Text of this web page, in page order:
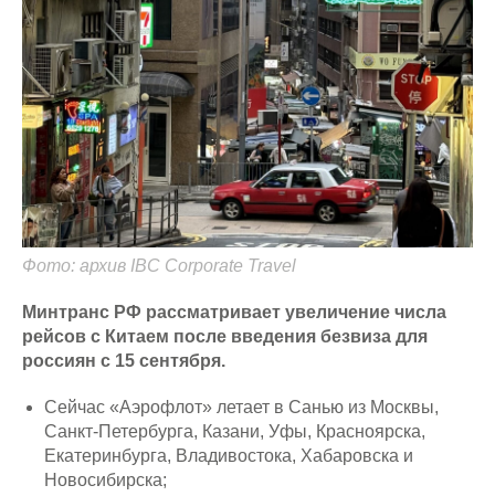
Фото: архив IBC Corporate Travel
Минтранс РФ рассматривает увеличение числа
рейсов с Китаем после введения безвиза для
россиян с 15 сентября.
Сейчас «Аэрофлот» летает в Санью из Москвы,
Санкт-Петербурга, Казани, Уфы, Красноярска,
Екатеринбурга, Владивостока, Хабаровска и
Новосибирска;